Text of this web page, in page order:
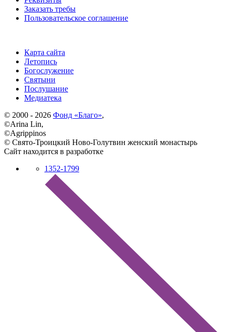
Заказать требы
Пользовательское соглашение
Карта сайта
Летопись
Богослужение
Святыни
Послушание
Медиатека
© 2000 - 2026 Фонд «Благо»,
©Arina Lin,
©Agrippinos
© Свято-Троицкий Ново-Голутвин женский монастырь
Сайт находится в разработке
1352-1799